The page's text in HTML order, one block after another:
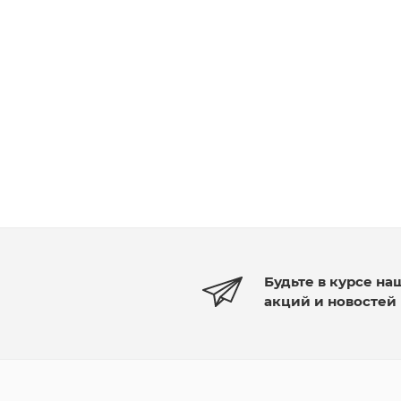
Будьте в курсе
акций и новостей